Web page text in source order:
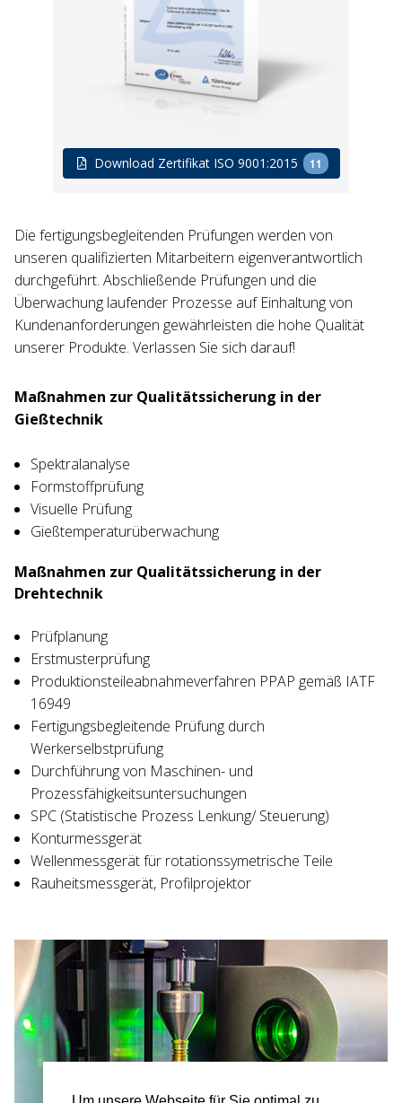
Download Zertifikat ISO 9001:2015 11
Die fertigungsbegleitenden Prüfungen werden von
unseren qualifizierten Mitarbeitern eigenverantwortlich
durchgeführt. Abschließende Prüfungen und die
Überwachung laufender Prozesse auf Einhaltung von
Kundenanforderungen gewährleisten die hohe Qualität
unserer Produkte. Verlassen Sie sich darauf!
Maßnahmen zur Qualitätssicherung in der
Gießtechnik
Spektralanalyse
Formstoffprüfung
Visuelle Prüfung
Gießtemperaturüberwachung
Maßnahmen zur Qualitätssicherung in der
Drehtechnik
Prüfplanung
Erstmusterprüfung
Produktionsteileabnahmeverfahren PPAP gemäß IATF
16949
Fertigungsbegleitende Prüfung durch
Werkerselbstprüfung
Durchführung von Maschinen- und
Prozessfähigkeitsuntersuchungen
SPC (Statistische Prozess Lenkung/ Steuerung)
Konturmessgerät
Wellenmessgerät für rotationssymetrische Teile
Rauheitsmessgerät, Profilprojektor